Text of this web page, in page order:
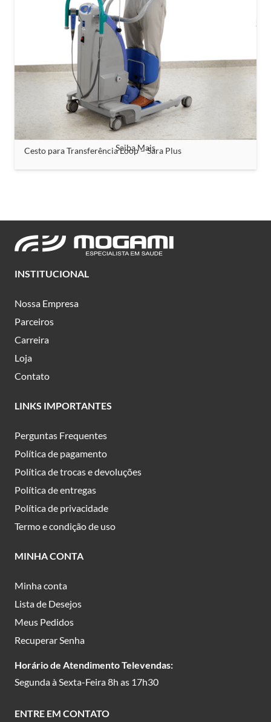
Cesto para Transferência Loop – Sara Plus
Saiba Mais
INSTITUCIONAL
Nossa Empresa
Parceiros
Carreira
Loja
Contato
LINKS IMPORTANTES
Perguntas Frequentes
Política de pagamento
Política de trocas e devoluções
Política de entregas
Política de privacidade
Termo e condição de uso
MINHA CONTA
Minha conta
Lista de Desejos
Meus Pedidos
Recuperar Senha
Horário de Atendimento Televendas:
Segunda à Sexta-Feira 8h as 17h30
ENTRE EM CONTATO